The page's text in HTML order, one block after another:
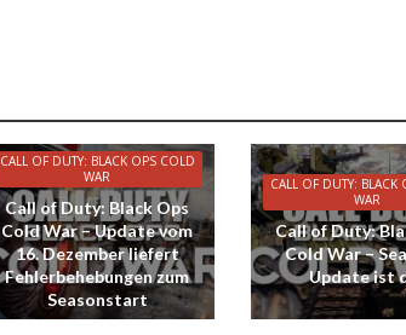
CALL OF DUTY: BLACK OPS COLD
WAR
Call of Duty: Black Ops
Cold War – Update vom
16. Dezember liefert
Fehlerbehebungen zum
Seasonstart
CALL OF DUTY: BLACK
WAR
Call of Duty:
Cold War –
Update ist